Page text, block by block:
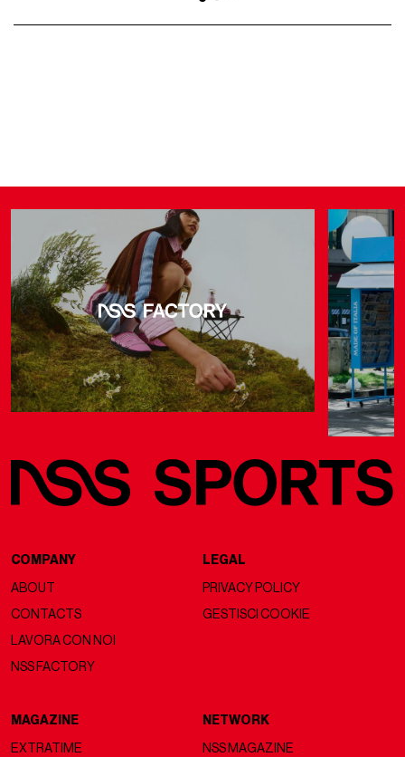
COMPANY
ABOUT
CONTACTS
LAVORA CON NOI
NSS FACTORY
LEGAL
PRIVACY POLICY
GESTISCI COOKIE
MAGAZINE
EXTRATIME
NETWORK
NSS MAGAZINE